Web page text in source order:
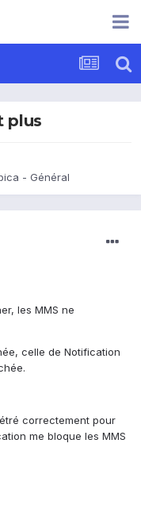
plus
- Général
les MMS ne
celle de Notification
correctement pour
me bloque les MMS